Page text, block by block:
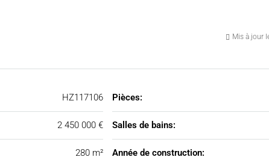
Mis à jour
HZ117106
2 450 000 €
280 m²
Pièces:
Salles de bains:
Année de construction: